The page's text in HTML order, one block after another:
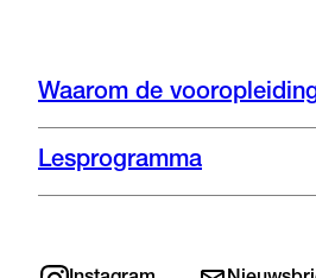
Waarom de
Lesprogramma
ontwikkelen als danser